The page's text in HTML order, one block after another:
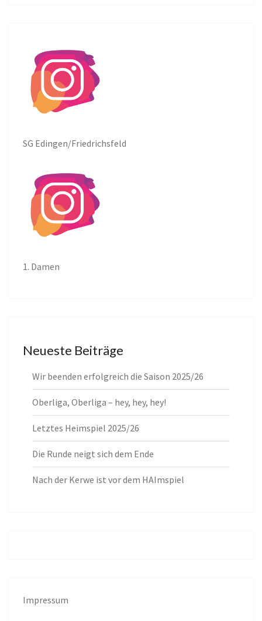
SG Edingen/Friedrichsfeld
1. Damen
Neueste Beiträge
Wir beenden erfolgreich die Saison 2025/26
Oberliga, Oberliga – hey, hey, hey!
Letztes Heimspiel 2025/26
Die Runde neigt sich dem Ende
Nach der Kerwe ist vor dem HAImspiel
Impressum